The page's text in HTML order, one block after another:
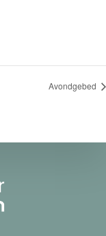
Avondgebed